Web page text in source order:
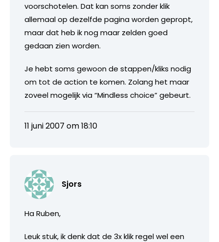
voorschotelen. Dat kan soms zonder klik
allemaal op dezelfde pagina worden gepropt,
maar dat heb ik nog maar zelden goed
gedaan zien worden.
Je hebt soms gewoon de stappen/kliks nodig
om tot de action te komen. Zolang het maar
zoveel mogelijk via “Mindless choice” gebeurt.
11 juni 2007 om 18:10
Sjors
Ha Ruben,
Leuk stuk, ik denk dat de 3x klik regel wel een